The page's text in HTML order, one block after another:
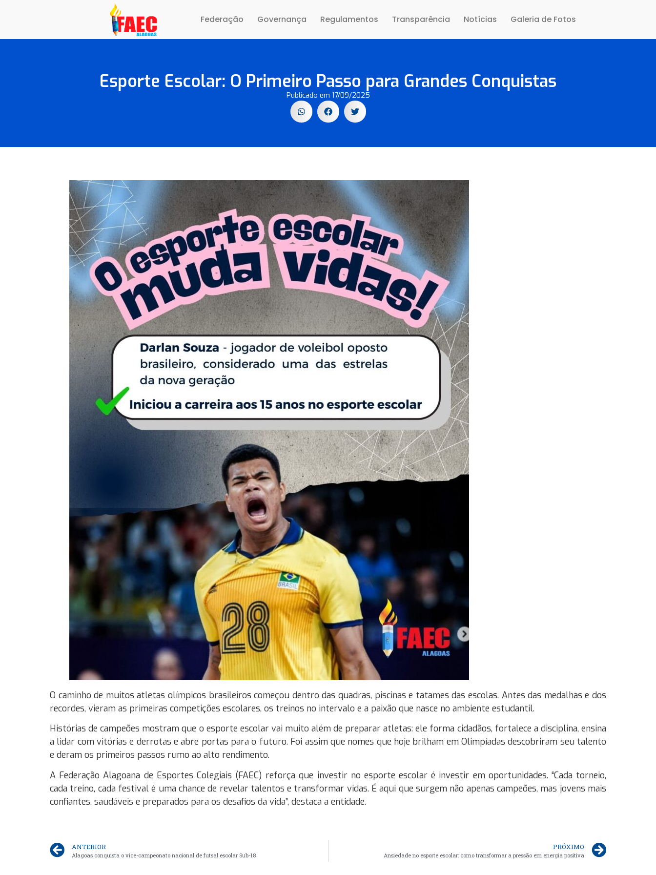
Federação Governança Regulamentos Transparência Notícias Galeria de Fotos
Esporte Escolar: O Primeiro Passo para Grandes Conquistas
Publicado em 17/09/2025
O caminho de muitos atletas olímpicos brasileiros começou dentro das quadras, piscinas e tatames das escolas. Antes das medalhas e dos
recordes, vieram as primeiras competições escolares, os treinos no intervalo e a paixão que nasce no ambiente estudantil.
Histórias de campeões mostram que o esporte escolar vai muito além de preparar atletas: ele forma cidadãos, fortalece a disciplina, ensina
a lidar com vitórias e derrotas e abre portas para o futuro. Foi assim que nomes que hoje brilham em Olimpíadas descobriram seu talento
e deram os primeiros passos rumo ao alto rendimento.
A Federação Alagoana de Esportes Colegiais (FAEC) reforça que investir no esporte escolar é investir em oportunidades. “Cada torneio,
cada treino, cada festival é uma chance de revelar talentos e transformar vidas. É aqui que surgem não apenas campeões, mas jovens mais
confiantes, saudáveis e preparados para os desafios da vida”, destaca a entidade.
ANTERIOR
Alagoas conquista o vice-campeonato nacional de futsal escolar Sub-18
PRÓXIMO
Ansiedade no esporte escolar: como transformar a pressão em energia positiva